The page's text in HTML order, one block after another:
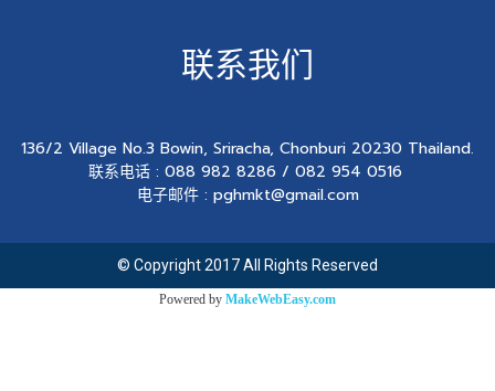
联系我们
136/2 Village No.3 Bowin, Sriracha, Chonburi 20230 Thailand.
联系电话 : 088 982 8286 / 082 954 0516
电子邮件 : pghmkt@gmail.com
© Copyright 2017 All Rights Reserved
Powered by MakeWebEasy.com